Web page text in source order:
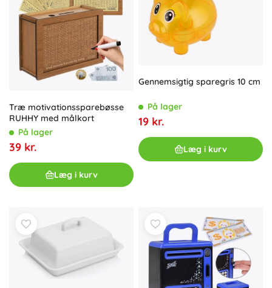
Træ motivationssparebøsse
RUHHY med målkort
På lager
39 kr.
Læg i kurv
Gennemsigtig sparegris 10 cm
På lager
19 kr.
Læg i kurv